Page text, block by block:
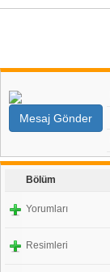
Mesaj Gönder
Bölüm
Yorumları
Resimleri